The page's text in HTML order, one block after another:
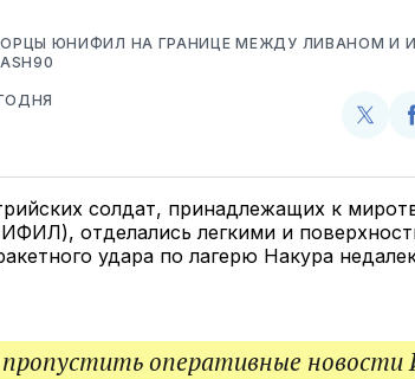
ЮНИФИЛ НА ГРАНИЦЕ МЕЖДУ ЛИВАНОМ И
солдат, принадлежащих к
отделались легкими и
удара по лагерю Накура
оперативные новости